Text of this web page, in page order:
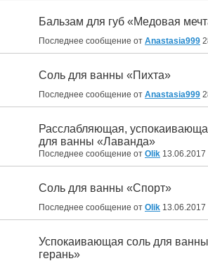
Бальзам для губ «Медовая
Последнее сообщение от Anastasia999
Соль для ванны «Пихта»
Последнее сообщение от Anastasia999
Расслабляющая,
для ванны «Лаванда»
Последнее сообщение от Olik 13.06.2017
Соль для ванны «Спорт»
Последнее сообщение от Olik 13.06.2017
Успокаивающая соль для
герань»